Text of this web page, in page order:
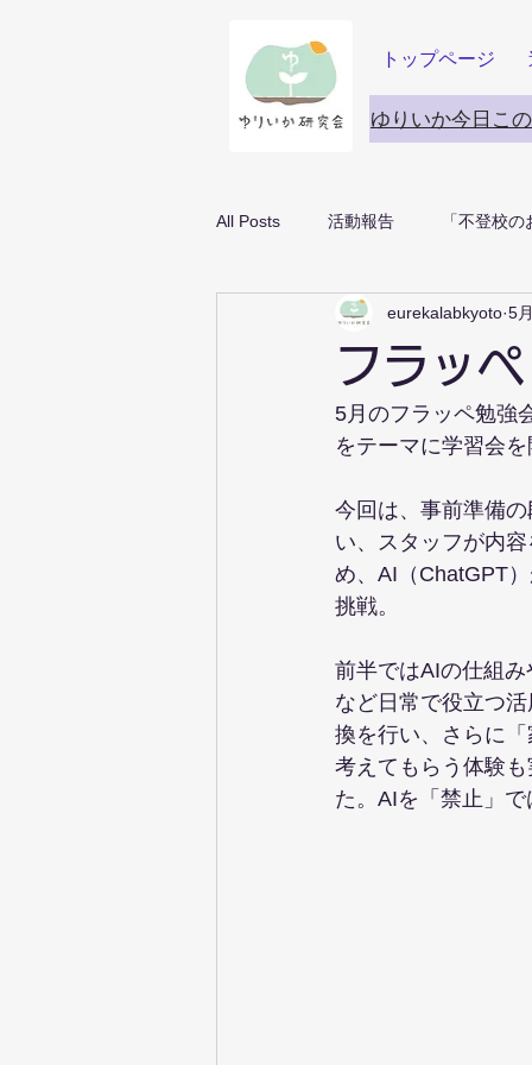
トップページ
ゆりいか今日こ
All Posts 活動報告 「不登校
フラッ
eurekalabkyoto 5
5月のフラッペ勉強
をテーマに学習会
今回は、事前準備
い、スタッフが内
め、AI（ChatGPT
挑戦。
前半ではAIの仕組
など日常で役立つ
換を行い、さらに
考えてもらう体験
た。AIを「禁止」